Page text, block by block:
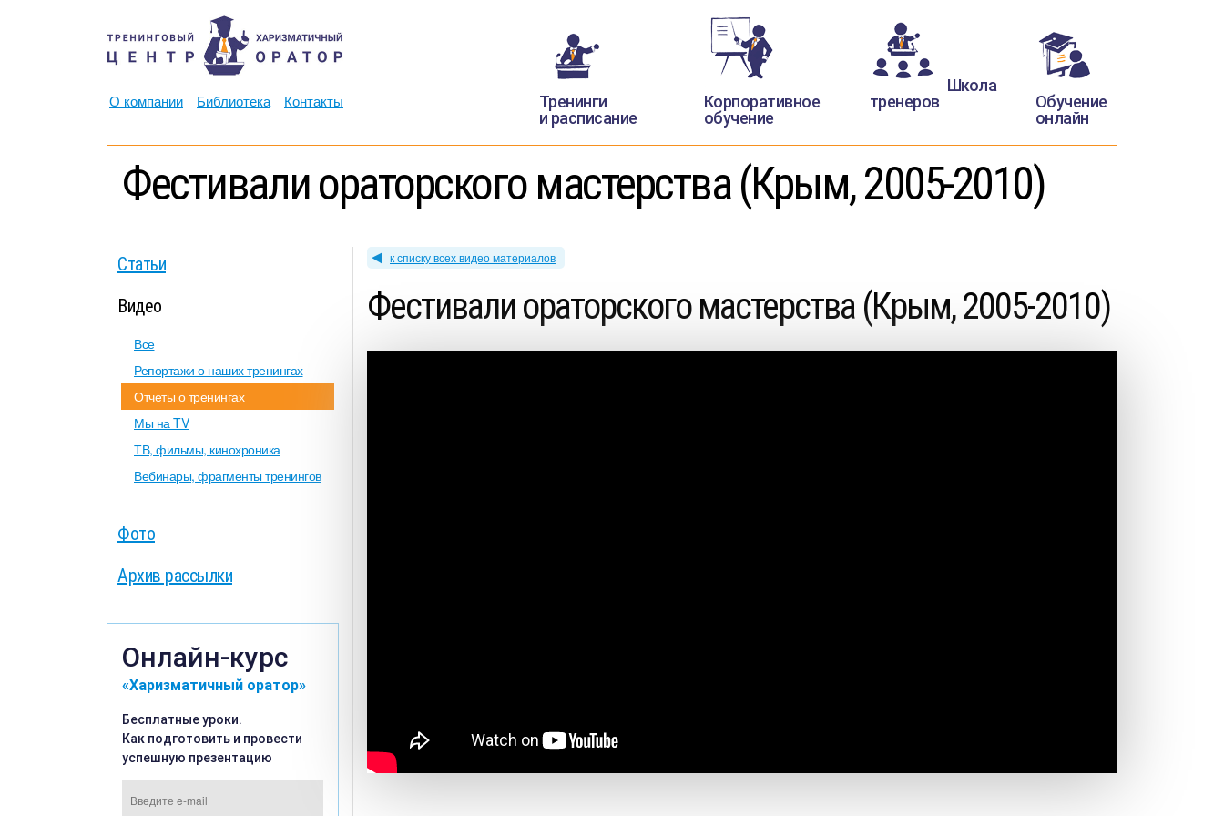
О компании Библиотека Контакты Тренинги
и расписание
Корпоративное
обучение
Школа
тренеров Обучение
онлайн
Фестивали ораторского мастерства (Крым, 2005-2010)
Статьи
Видео
Все
Репортажи о наших тренингах
Отчеты о тренингах
Мы на TV
ТВ, фильмы, кинохроника
Вебинары, фрагменты тренингов
Фото
Архив рассылки
Онлайн-курс
«Харизматичный оратор»
Бесплатные уроки.
Как подготовить и провести
успешную презентацию
к списку всех видео материалов
Фестивали ораторского мастерства (Крым, 2005-2010)